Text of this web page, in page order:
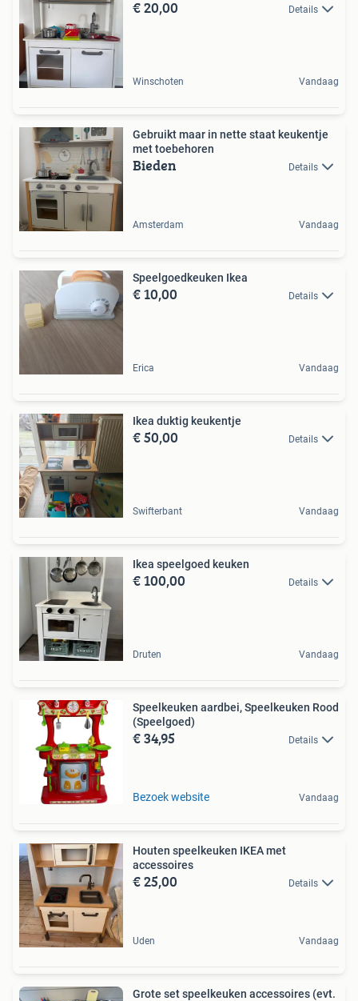
€ 20,00 Details
Winschoten Vandaag
Gebruikt maar in nette staat keukentje
met toebehoren
Bieden Details
Amsterdam Vandaag
Speelgoedkeuken Ikea
€ 10,00 Details
Erica Vandaag
Ikea duktig keukentje
€ 50,00 Details
Swifterbant Vandaag
Ikea speelgoed keuken
€ 100,00 Details
Druten Vandaag
Speelkeuken aardbei, Speelkeuken Rood
(Speelgoed)
€ 34,95 Details
Bezoek website Vandaag
Houten speelkeuken IKEA met
accessoires
€ 25,00 Details
Uden Vandaag
Grote set speelkeuken accessoires (evt.